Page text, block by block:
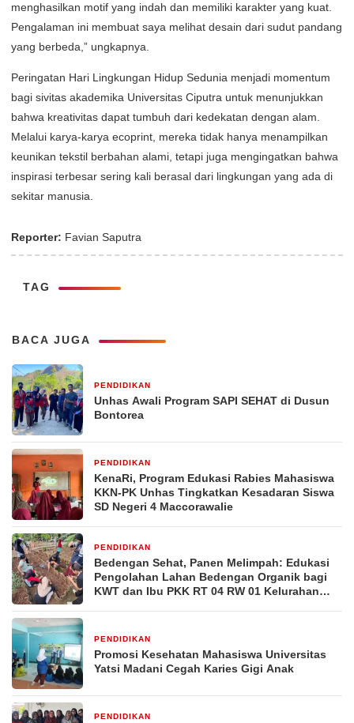
menghasilkan motif yang indah dan memiliki karakter yang kuat.
Pengalaman ini membuat saya melihat desain dari sudut pandang
yang berbeda,” ungkapnya.
Peringatan Hari Lingkungan Hidup Sedunia menjadi momentum
bagi sivitas akademika Universitas Ciputra untuk menunjukkan
bahwa kreativitas dapat tumbuh dari kedekatan dengan alam.
Melalui karya-karya ecoprint, mereka tidak hanya menampilkan
keunikan tekstil berbahan alami, tetapi juga mengingatkan bahwa
inspirasi terbesar sering kali berasal dari lingkungan yang ada di
sekitar manusia.
Reporter: Favian Saputra
TAG
BACA JUGA
PENDIDIKAN
Unhas Awali Program SAPI SEHAT di Dusun
Bontorea
PENDIDIKAN
KenaRi, Program Edukasi Rabies Mahasiswa
KKN-PK Unhas Tingkatkan Kesadaran Siswa
SD Negeri 4 Maccorawalie
PENDIDIKAN
Bedengan Sehat, Panen Melimpah: Edukasi
Pengolahan Lahan Bedengan Organik bagi
KWT dan Ibu PKK RT 04 RW 01 Kelurahan
PENDIDIKAN
Promosi Kesehatan Mahasiswa Universitas
Yatsi Madani Cegah Karies Gigi Anak
PENDIDIKAN